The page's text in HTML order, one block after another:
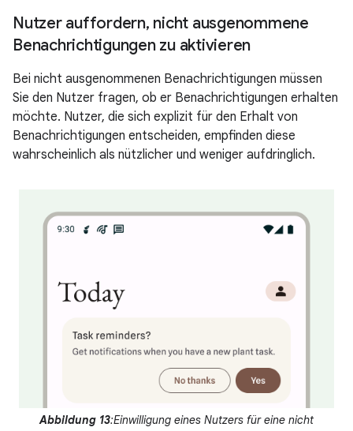
Nutzer auffordern, nicht ausgenommene
Benachrichtigungen zu aktivieren
Bei nicht ausgenommenen Benachrichtigungen müssen
Sie den Nutzer fragen, ob er Benachrichtigungen erhalten
möchte. Nutzer, die sich explizit für den Erhalt von
Benachrichtigungen entscheiden, empfinden diese
wahrscheinlich als nützlicher und weniger aufdringlich.
Abbildung 13:Einwilligung eines Nutzers für eine nicht